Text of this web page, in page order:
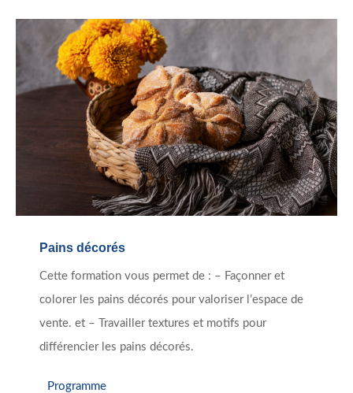
Pains décorés
Cette formation vous permet de : – Façonner et
colorer les pains décorés pour valoriser l’espace de
vente. et – Travailler textures et motifs pour
différencier les pains décorés.
Programme